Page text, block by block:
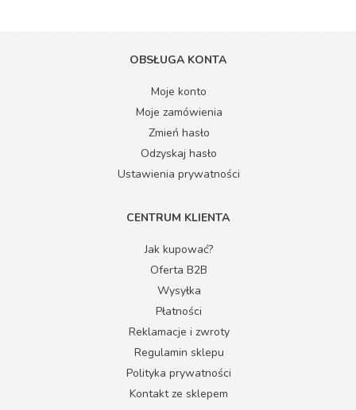
OBSŁUGA KONTA
Moje konto
Moje zamówienia
Zmień hasło
Odzyskaj hasło
Ustawienia prywatności
CENTRUM KLIENTA
Jak kupować?
Oferta B2B
Wysyłka
Płatności
Reklamacje i zwroty
Regulamin sklepu
Polityka prywatności
Kontakt ze sklepem